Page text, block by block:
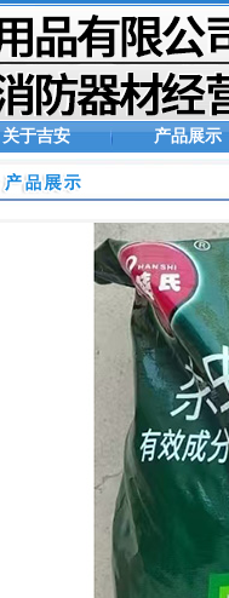
关于吉安 产品展示